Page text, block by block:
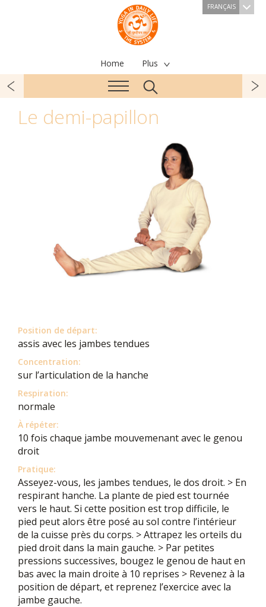
FRANÇAIS
Home Plus
Le demi-papillon
Position de départ:
assis avec les jambes tendues
Concentration:
sur l’articulation de la hanche
Respiration:
normale
À répéter:
10 fois chaque jambe mouvemenant avec le genou
droit
Pratique:
Asseyez-vous, les jambes tendues, le dos droit. > En
respirant hanche. La plante de pied est tournée
vers le haut. Si cette position est trop difficile, le
pied peut alors être posé au sol contre l’intérieur
de la cuisse près du corps. > Attrapez les orteils du
pied droit dans la main gauche. > Par petites
pressions successives, bougez le genou de haut en
bas avec la main droite à 10 reprises > Revenez à la
position de départ, et reprenez l’exercice avec la
jambe gauche.